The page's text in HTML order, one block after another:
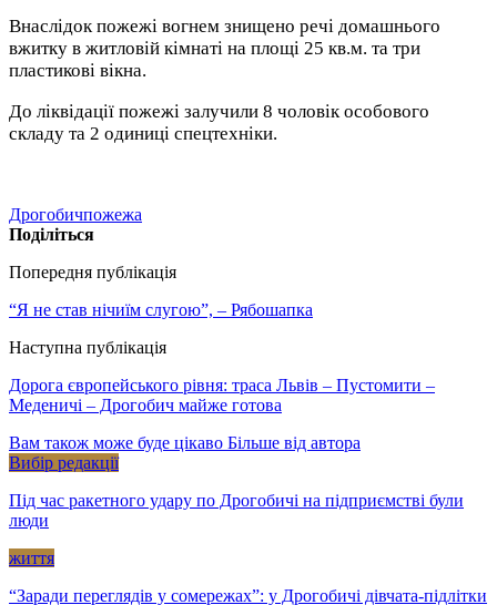
Внаслідок пожежі вогнем знищено речі домашнього
вжитку в житловій кімнаті на площі 25 кв.м. та три
пластикові вікна.
До ліквідації пожежі залучили 8 чоловік особового
складу та 2 одиниці спецтехніки.
Дрогобичпожежа
Поділіться
Попередня публікація
“Я не став нічиїм слугою”, – Рябошапка
Наступна публікація
Дорога європейського рівня: траса Львів – Пустомити –
Меденичі – Дрогобич майже готова
Вам також може буде цікаво Більше від автора
Вибір редакції
Під час ракетного удару по Дрогобичі на підприємстві були
люди
життя
“Заради переглядів у сомережах”: у Дрогобичі дівчата-підлітки